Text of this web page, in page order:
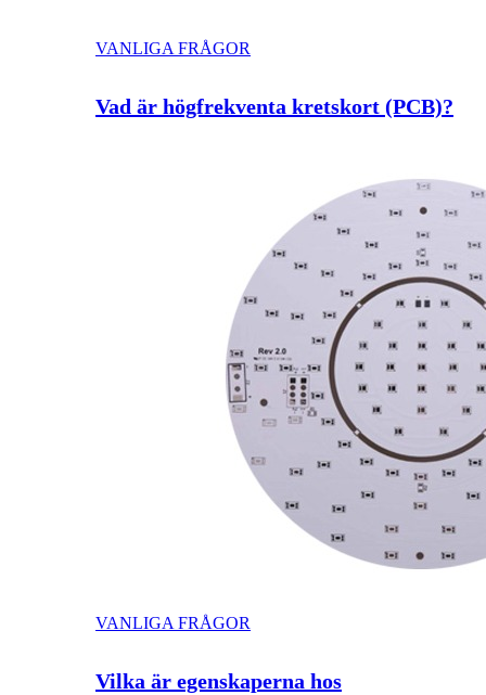
VANLIGA FRÅGOR
Vad är högfrekventa kretskort (PCB)?
VANLIGA FRÅGOR
Vilka är egenskaperna hos